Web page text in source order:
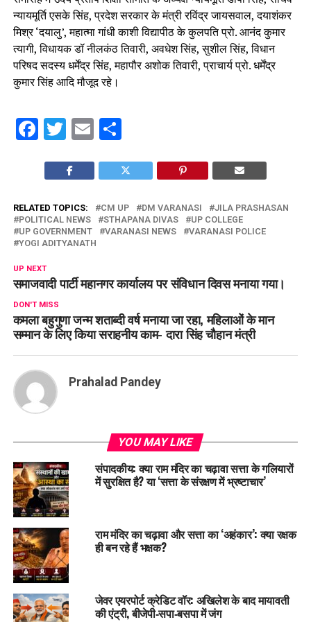
न्यायमूर्ति एसके सिंह, प्रदेश सरकार के मंत्री रविंद्र जायसवाल, दयाशंकर
मिश्र ‘दयालु’, महात्मा गांधी काशी विद्यापीठ के कुलपति प्रो. आनंद कुमार
त्यागी, विधायक डॉ नीलकंठ तिवारी, अवधेश सिंह, सुशील सिंह, विधान
परिषद सदस्य धर्मेंद्र सिंह, महापौर अशोक तिवारी, प्राचार्य प्रो. धर्मेंद्र
कुमार सिंह आदि मौजूद रहे।
Facebook
Twitter
EmailShare
RELATED TOPICS: CM UP DM VARANASI
JILA PRASHASAN
POLITICAL NEWS
STHAPANA DIVAS
UP COLLEGE
UP GOVERNMENT
VARANASI NEWS
VARANASI POLICE
YOGI ADITYANATH
UP NEXT
समाजवादी पार्टी महानगर कार्यालय पर संविधान दिवस मनाया गया।
DON'T MISS
कमला बहुगुणा जन्म शताब्दी वर्ष मनाया जा रहा, महिलाओं के मान
सम्मान के लिए किया सराहनीय काम- दारा सिंह चौहान मंत्री
Prahalad Pandey
YOU MAY LIKE
संपादकीय: क्या राम मंदिर का चढ़ावा सत्ता के गलियारों
में सुरक्षित है? या ‘सत्ता के संरक्षण में भ्रष्टाचार’
राम मंदिर का चढ़ावा और सत्ता का ‘अहंकार’: क्या रक्षक
ही बन रहे हैं भक्षक?
जेवर एयरपोर्ट क्रेडिट वॉर: अखिलेश के बाद मायावती
की एंट्री, बीजेपी‑सपा‑बसपा में जंग